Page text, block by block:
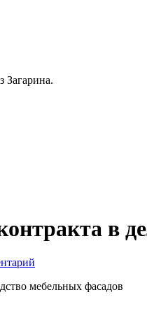
Загарина.
в
мебельных фасадов